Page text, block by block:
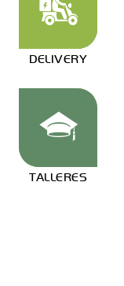
DELIVERY
TALLERES